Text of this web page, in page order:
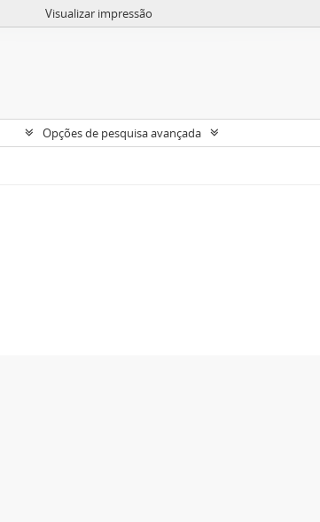
Visualizar impressão
Opções de pesquisa avançada